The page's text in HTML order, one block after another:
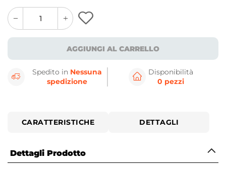
quantity
button
quantity
minus
button
AGGIUNGI AL CARRELLO
Spedito in Nessuna
spedizione
Disponibilità
0 pezzi
CARATTERISTICHE DETTAGLI
Dettagli Prodotto